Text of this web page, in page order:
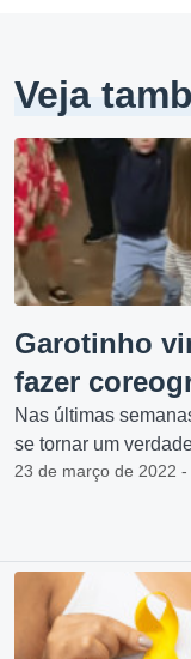
Veja
Garotinho
fazer
Nas últimas
se tornar um
23 de março de 2022